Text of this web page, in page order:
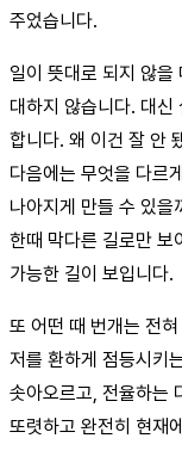
주었습니다.
일이 뜻대로 되지 않을
대하지 않습니다. 대신
합니다. 왜 이건 잘 안
다음에는 무엇을 다르
나아지게 만들 수 있을
한때 막다른 길로만 보
가능한 길이 보입니다.
또 어떤 때 번개는 전
저를 환하게 점등시키
솟아오르고, 전율하는
또렷하고 완전히 현재